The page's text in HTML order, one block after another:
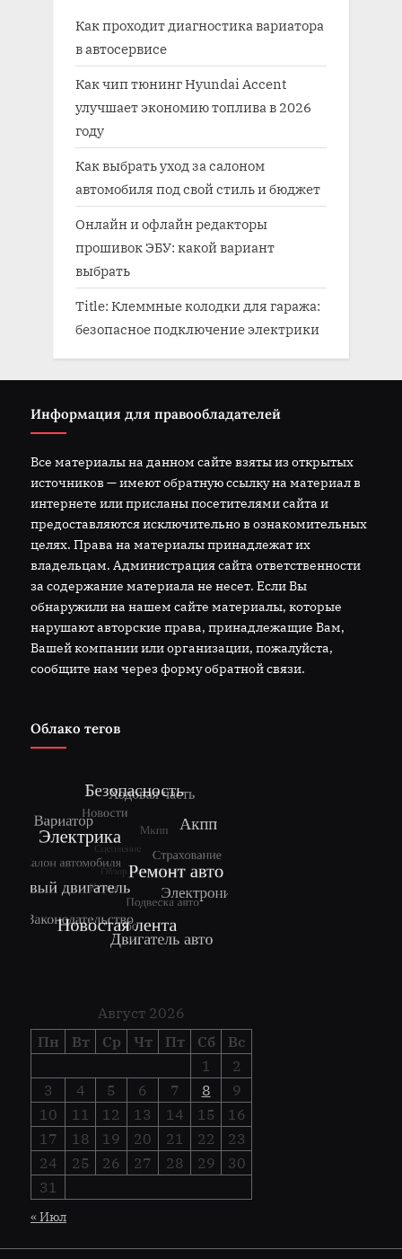
Как проходит диагностика вариатора
в автосервисе
Как чип тюнинг Hyundai Accent
улучшает экономию топлива в 2026
году
Как выбрать уход за салоном
автомобиля под свой стиль и бюджет
Онлайн и офлайн редакторы
прошивок ЭБУ: какой вариант
выбрать
Title: Клеммные колодки для гаража:
безопасное подключение электрики
Информация для правообладателей
Все материалы на данном сайте взяты из открытых
источников — имеют обратную ссылку на материал в
интернете или присланы посетителями сайта и
предоставляются исключительно в ознакомительных
целях. Права на материалы принадлежат их
владельцам. Администрация сайта ответственности
за содержание материала не несет. Если Вы
обнаружили на нашем сайте материалы, которые
нарушают авторские права, принадлежащие Вам,
Вашей компании или организации, пожалуйста,
сообщите нам через форму обратной связи.
Облако тегов
Август 2026
Пн
Вт Ср Чт Пт Сб
Вс
1
2
3
4 5 6 7 8
9
10
11 12 13 14 15
16
17
18 19 20 21 22
23
24
25 26 27 28 29
30
31
« Июл